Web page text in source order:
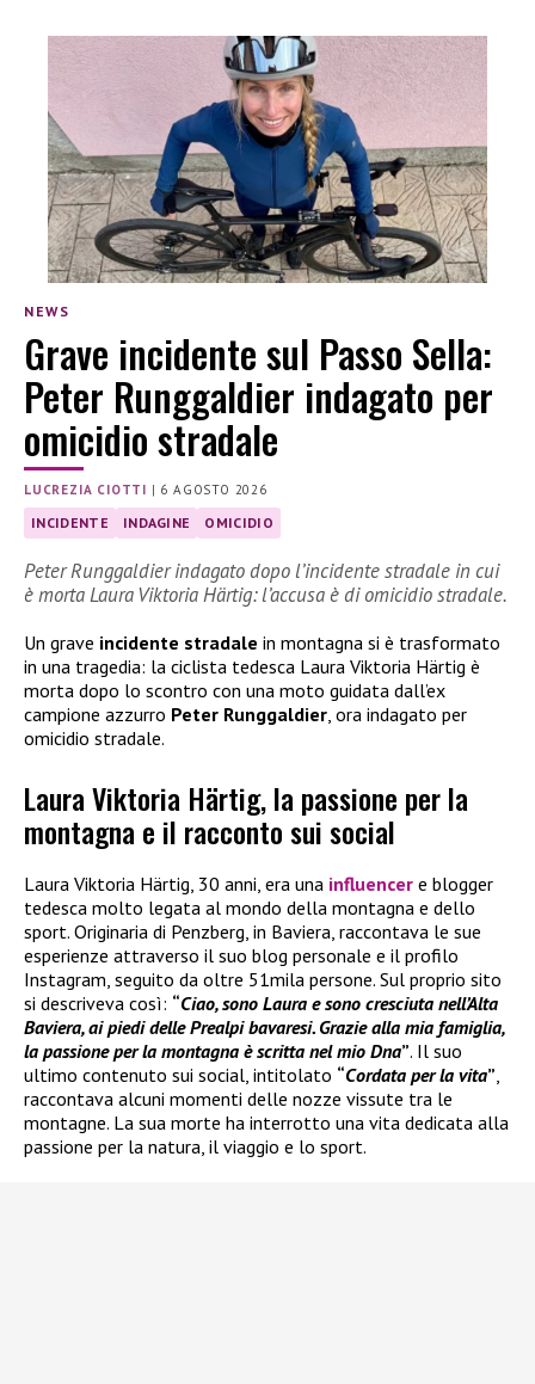
NEWS
Grave incidente sul Passo Sella:
Peter Runggaldier indagato per
omicidio stradale
LUCREZIA CIOTTI | 6 AGOSTO 2026
INCIDENTE INDAGINE OMICIDIO
Peter Runggaldier indagato dopo l’incidente stradale in cui
è morta Laura Viktoria Härtig: l’accusa è di omicidio stradale.
Un grave incidente stradale in montagna si è trasformato
in una tragedia: la ciclista tedesca Laura Viktoria Härtig è
morta dopo lo scontro con una moto guidata dall’ex
campione azzurro Peter Runggaldier , ora indagato per
omicidio stradale.
Laura Viktoria Härtig, la passione per la
montagna e il racconto sui social
Laura Viktoria Härtig, 30 anni, era una influencer e blogger
tedesca molto legata al mondo della montagna e dello
sport. Originaria di Penzberg, in Baviera, raccontava le sue
esperienze attraverso il suo blog personale e il profilo
Instagram, seguito da oltre 51mila persone. Sul proprio sito
si descriveva così: “Ciao, sono Laura e sono cresciuta nell’Alta
Baviera, ai piedi delle Prealpi bavaresi. Grazie alla mia famiglia,
la passione per la montagna è scritta nel mio Dna”. Il suo
ultimo contenuto sui social, intitolato “Cordata per la vita”
raccontava alcuni momenti delle nozze vissute tra le
montagne. La sua morte ha interrotto una vita dedicata alla
passione per la natura, il viaggio e lo sport.